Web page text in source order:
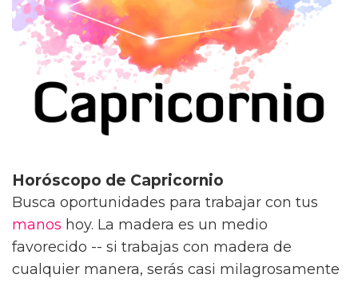
Horóscopo de Capricornio
Busca oportunidades para trabajar con tus
manos hoy. La madera es un medio
favorecido -- si trabajas con madera de
cualquier manera, serás casi milagrosamente